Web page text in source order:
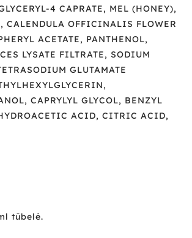
4 CAPRATE, MEL (HONEY),
CALENDULA OFFICINALIS FLOWER
ACETATE, PANTHENOL,
LYSATE FILTRATE, SODIUM
GLUTAMATE
CAPRYLYL GLYCOL, BENZYL
ACID, CITRIC ACID,
tūbelė.